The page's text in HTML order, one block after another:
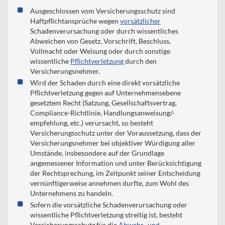
Ausgeschlossen vom Versicherungsschutz sind
Haftpflichtansprüche wegen vorsätzlicher
Schadenverursachung oder durch wissentliches
Abweichen von Gesetz, Vorschrift, Beschluss,
Vollmacht oder Weisung oder durch sonstige
wissentliche Pflichtverletzungdurch den
Versicherungsnehmer.
Wird der Schaden durch eine direkt vorsätzliche
Pflichtverletzung gegen auf Unternehmensebene
gesetztem Recht (Satzung, Gesellschaftsvertrag,
Compliance-Richtlinie, Handlungsanweisung/-
empfehlung, etc.) verursacht, so besteht
Versicherungsschutz unter der Voraussetzung, dass der
Versicherungsnehmer bei objektiver Würdigung aller
Umstände, insbesondere auf der Grundlage
angemessener Information und unter Berücksichtigung
der Rechtsprechung, im Zeitpunkt seiner Entscheidung
vernünftigerweise annehmen durfte, zum Wohl des
Unternehmens zu handeln.
Sofern die vorsätzliche Schadenverursachung oder
wissentliche Pflichtverletzung streitig ist, besteht